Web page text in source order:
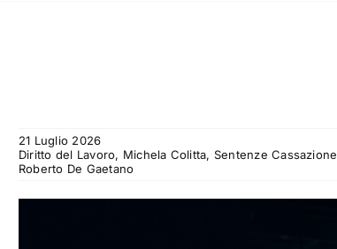
21 Luglio 2026
Diritto del Lavoro, Michela Colitta, Sentenze Cassazione
Roberto De Gaetano